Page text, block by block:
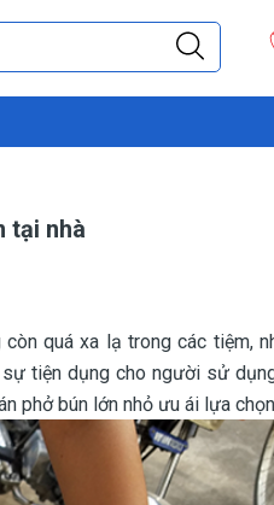
tại nhà
còn quá xa lạ trong các tiệm,
tiện dụng cho người sử
phở bún lớn nhỏ ưu ái lựa